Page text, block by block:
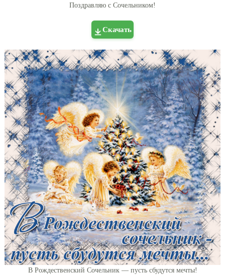
Поздравляю с Сочельником!
Скачать
В Рождественский Сочельник — пусть сбудутся мечты!